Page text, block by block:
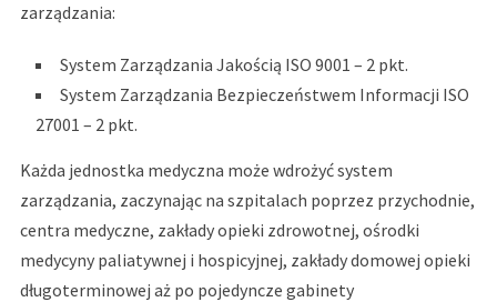
zarządzania:
System Zarządzania Jakością ISO 9001 – 2 pkt.
System Zarządzania Bezpieczeństwem Informacji ISO
27001 – 2 pkt.
Każda jednostka medyczna może wdrożyć system
zarządzania, zaczynając na szpitalach poprzez przychodnie,
centra medyczne, zakłady opieki zdrowotnej, ośrodki
medycyny paliatywnej i hospicyjnej, zakłady domowej opieki
długoterminowej aż po pojedyncze gabinety